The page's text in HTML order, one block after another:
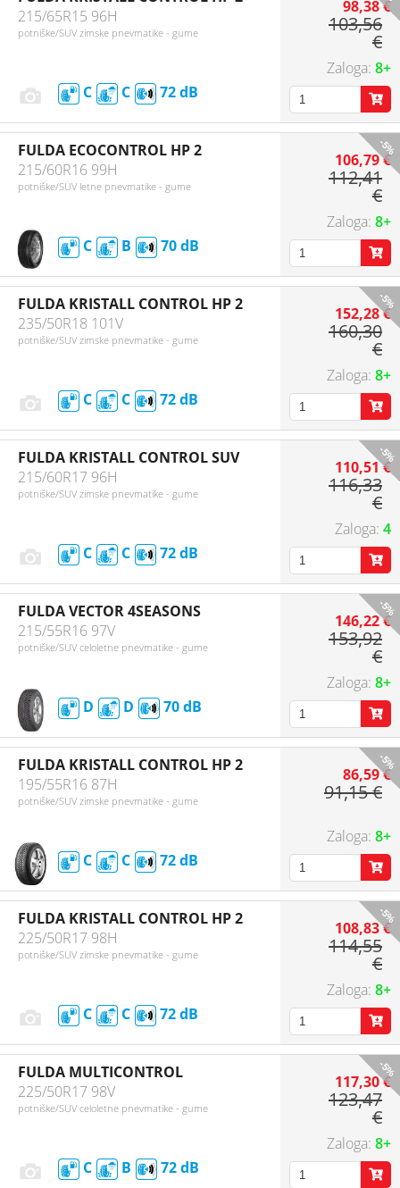
215/65R15 96H
potniške/SUV zimske pnevmatike - gume
C C 72
98,38 €
103,56
€
8+
-5%
FULDA ECOCONTROL HP 2
215/60R16 99H
potniške/SUV letne pnevmatike - gume
C B 70
106,79 €
112,41
€
8+
-5%
FULDA KRISTALL CONTROL HP 2
235/50R18 101V
potniške/SUV zimske pnevmatike - gume
C C 72
152,28 €
160,30
€
8+
-5%
FULDA KRISTALL CONTROL SUV
215/60R17 96H
potniške/SUV zimske pnevmatike - gume
C C 72
110,51 €
116,33
€
4
-5%
FULDA VECTOR 4SEASONS
215/55R16 97V
potniške/SUV celoletne pnevmatike - gume
D D 70
146,22 €
153,92
€
8+
-5%
FULDA KRISTALL CONTROL HP 2
195/55R16 87H
potniške/SUV zimske pnevmatike - gume
C C 72
86,59 €
91,15 €
8+
-5%
FULDA KRISTALL CONTROL HP 2
225/50R17 98H
potniške/SUV zimske pnevmatike - gume
C C 72
108,83 €
114,55
€
8+
-5%
FULDA MULTICONTROL
225/50R17 98V
potniške/SUV celoletne pnevmatike - gume
C B 72
117,30 €
123,47
€
8+